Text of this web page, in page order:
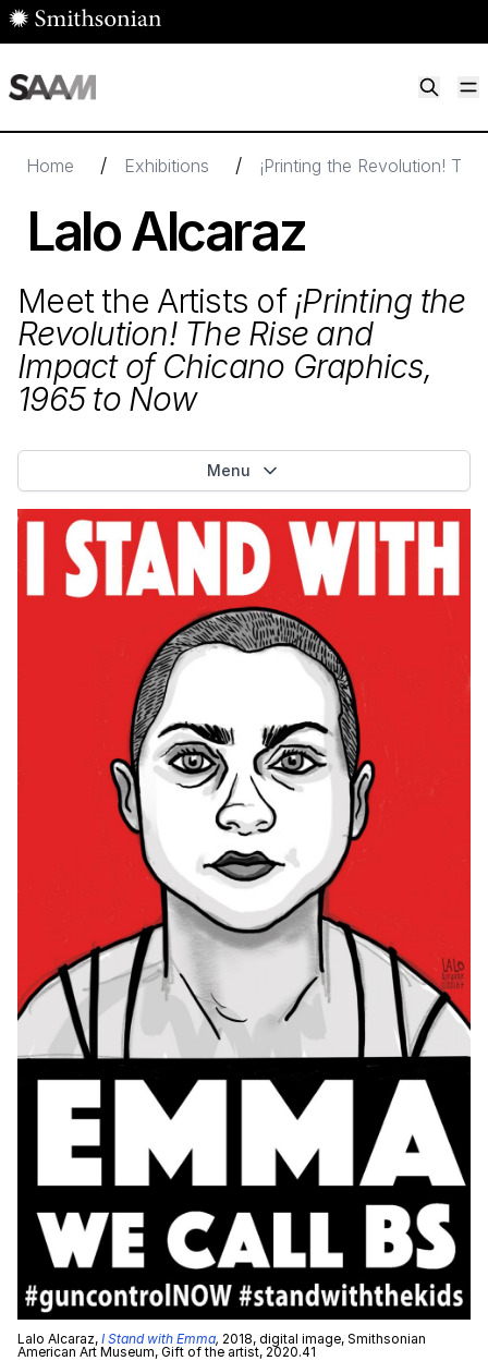
Skip to main content
Home / Exhibitions / ¡Printing the Revolution!
Lalo Alcaraz
Meet the Artists of ¡Printing the
Revolution! The Rise and
Impact of Chicano Graphics,
1965to Now
Menu
Lalo Alcaraz, I Stand with Emma, 2018, digital image, Smithsonian
American Art Museum, Gift of the artist, 2020.41